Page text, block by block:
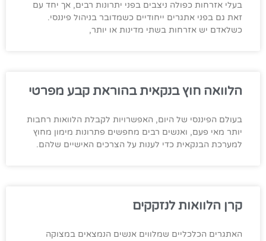
בעלי אזרחות כפולה ניצבים בפני יתרונות רבים, אך יחד עם
זאת גם בפני אתגרים ייחודיים כשמדובר בניהול פיננסי.
כשלאדם יש אזרחות בשתי מדינות או יותר,
הלוואה חוץ בנקאית בהוראת קבע מפרטי
בעולם הפיננסי של היום, האפשרויות לקבלת הלוואות רחבות
יותר מאי פעם, ואנשים רבים מחפשים פתרונות מימון מחוץ
למערכת הבנקאית כדי לענות על הצרכים האישיים שלהם.
קרן הלוואות לנזקקים
האתגרים הכלכליים שמלווים אנשים הנמצאים במצוקה